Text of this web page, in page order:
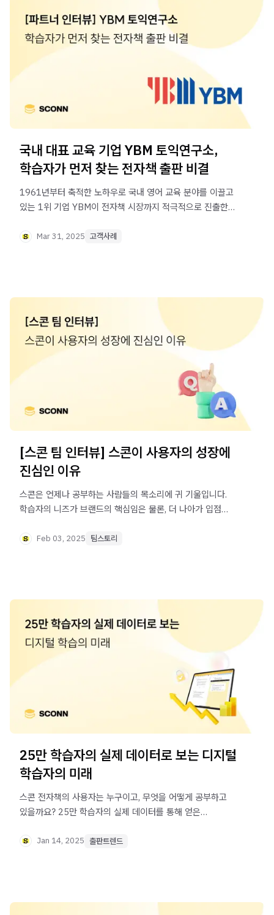
국내 대표 교육 기업 YBM 토익연구소,
학습자가 먼저 찾는 전자책 출판 비결
1961년부터 축적한 노하우로 국내 영어 교육 분야를 이끌고
있는 1위 기업 YBM이 전자책 시장까지 적극적으로 진출한
확인해 보세요.
Mar 31, 2025 고객사례
[스콘 팀 인터뷰] 스콘이 사용자의 성장에
진심인 이유
스콘은 언제나 공부하는 사람들의 목소리에 귀 기울입니다.
학습자의 니즈가 브랜드의 핵심임은 물론, 더 나아가 입점
사용자에게 진심인지, [스콘 팀 인터뷰]를 통해 알아 보세요.
Feb 03, 2025 팀스토리
25만 학습자의 실제 데이터로 보는 디지털
학습자의 미래
스콘 전자책의 사용자는 누구이고, 무엇을 어떻게 공부하고
있을까요? 25만 학습자의 실제 데이터를 통해 얻은
Jan 14, 2025 출판트렌드